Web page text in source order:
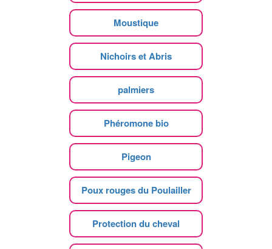
Moustique
Nichoirs et Abris
palmiers
Phéromone bio
Pigeon
Poux rouges du Poulailler
Protection du cheval